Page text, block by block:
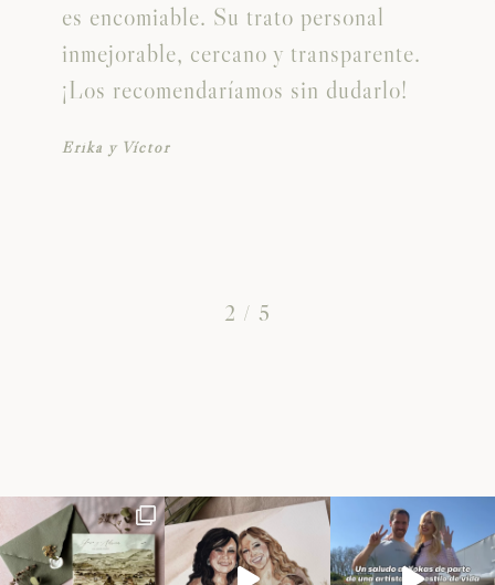
es encomiable. Su trato personal
inmejorable, cercano y transparente.
¡Los recomendaríamos sin dudarlo!
Erika y Víctor
2 / 5